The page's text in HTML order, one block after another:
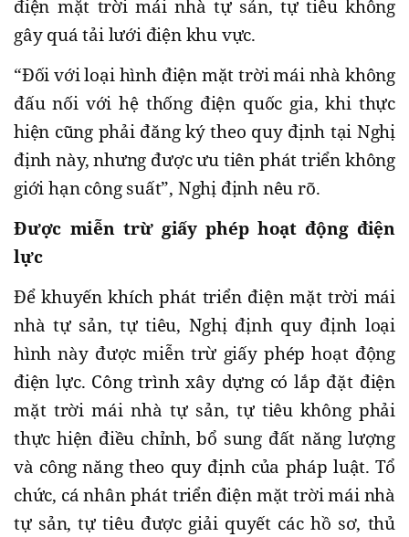
điện mặt trời mái nhà tự sản, tự tiêu không
gây quá tải lưới điện khu vực.
“Đối với loại hình điện mặt trời mái nhà không
đấu nối với hệ thống điện quốc gia, khi thực
hiện cũng phải đăng ký theo quy định tại Nghị
định này, nhưng được ưu tiên phát triển không
giới hạn công suất”, Nghị định nêu rõ.
Được miễn trừ giấy phép hoạt động điện
lực
Để khuyến khích phát triển điện mặt trời mái
nhà tự sản, tự tiêu, Nghị định quy định loại
hình này được miễn trừ giấy phép hoạt động
điện lực. Công trình xây dựng có lắp đặt điện
mặt trời mái nhà tự sản, tự tiêu không phải
thực hiện điều chỉnh, bổ sung đất năng lượng
và công năng theo quy định của pháp luật. Tổ
chức, cá nhân phát triển điện mặt trời mái nhà
tự sản, tự tiêu được giải quyết các hồ sơ, thủ